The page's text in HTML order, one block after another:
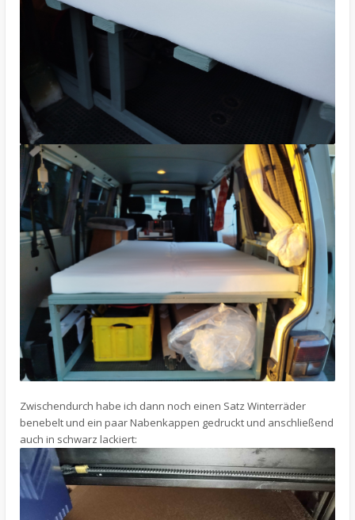
Zwischendurch habe ich dann noch einen Satz Winterräder
benebelt und ein paar Nabenkappen gedruckt und anschließend
auch in schwarz lackiert: